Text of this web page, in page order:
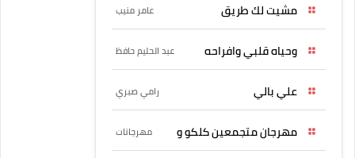
مشيت لك طريق عامر منيب
وحياه قلبي وافراحه عبد الحليم حافظ
علي بالي رامي صبري
مهرجان متجمعين كلكو و مهرجانات